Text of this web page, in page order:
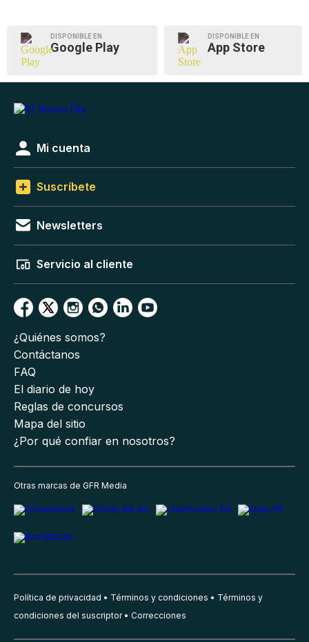
DISPONIBLE EN
Google Play
DISPONIBLE EN
App Store
Mi cuenta
Suscríbete
Newsletters
Servicio al cliente
¿Quiénes somos?
Contáctanos
FAQ
El diario de hoy
Reglas de concursos
Mapa del sitio
¿Por qué confiar en nosotros?
Otras marcas de GFR Media
Política de privacidad Términos y condiciones
Términos y
condiciones del suscriptor
Correcciones